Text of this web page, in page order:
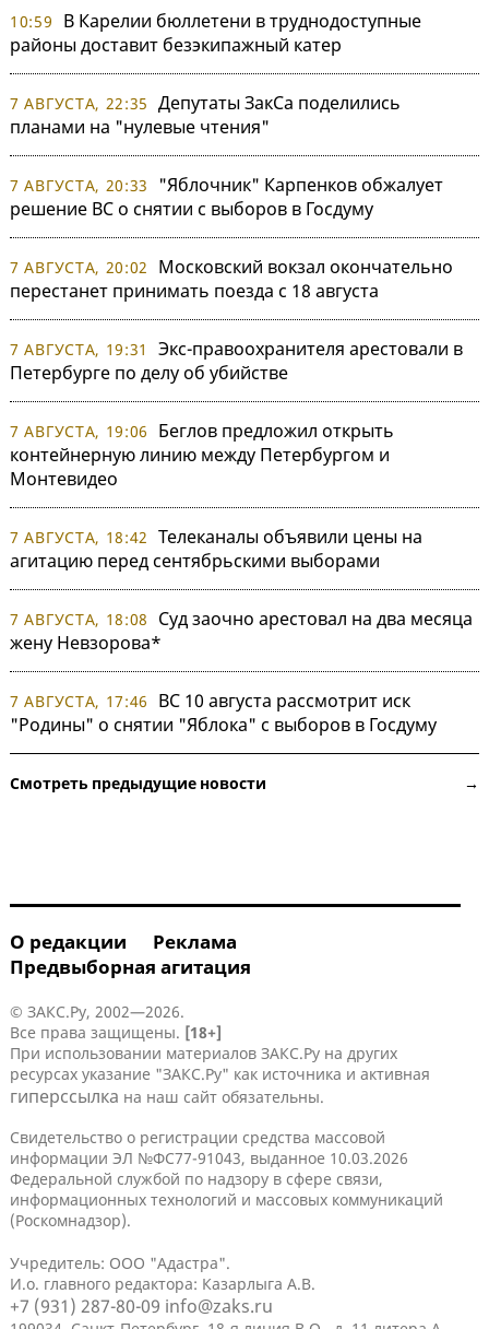
10:59
В Карелии бюллетени в труднодоступные
районы доставит безэкипажный катер
7 АВГУСТА, 22:35 Депутаты ЗакСа поделились
планами на "нулевые чтения"
7 АВГУСТА, 20:33
"Яблочник" Карпенков обжалует
решение ВС о снятии с выборов в Госдуму
7 АВГУСТА, 20:02
Московский вокзал окончательно
перестанет принимать поезда с 18 августа
7 АВГУСТА, 19:31
Экс-правоохранителя арестовали в
Петербурге по делу об убийстве
7 АВГУСТА, 19:06
Беглов предложил открыть
контейнерную линию между Петербургом и
Монтевидео
7 АВГУСТА, 18:42 Телеканалы объявили цены на
агитацию перед сентябрьскими выборами
7 АВГУСТА, 18:08
Суд заочно арестовал на два месяца
жену Невзорова*
7 АВГУСТА, 17:46
ВС 10 августа рассмотрит иск
"Родины" о снятии "Яблока" с выборов в Госдуму
Смотреть предыдущие новости →
О редакции
Реклама
Предвыборная агитация
© ЗАКС.Ру, 2002—2026.
Все права защищены. [18+]
При использовании материалов ЗАКС.Ру на других
ресурсах указание "ЗАКС.Ру" как источника и активная
гиперссылка на наш сайт обязательны.
Свидетельство о регистрации средства массовой
информации ЭЛ №ФС77-91043, выданное 10.03.2026
Федеральной службой по надзору в сфере связи,
информационных технологий и массовых коммуникаций
(Роскомнадзор).
Учредитель: ООО "Адастра".
И.о. главного редактора: Казарлыга А.В.
+7 (931) 287-80-09 info@zaks.ru